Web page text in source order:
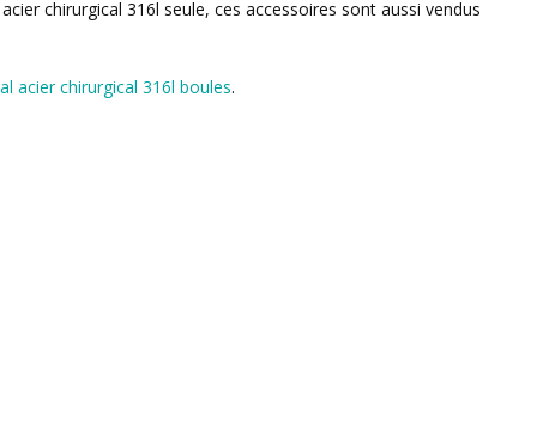
chirurgical 316l seule, ces accessoires sont aussi vendus
acier chirurgical 316l boules.